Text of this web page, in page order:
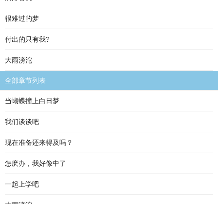
很难过的梦
付出的只有我?
大雨滂沱
全部章节列表
当蝴蝶撞上白日梦
我们谈谈吧
现在准备还来得及吗？
怎麽办，我好像中了
一起上学吧